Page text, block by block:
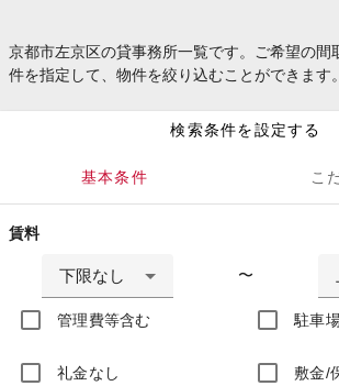
京都市左京区の貸事務所一覧です。ご希望の間
件を指定して、物件を絞り込むことができます。
検索条件を設定する
基本条件 こ
賃料
下限なし 〜
管理費等含む 駐車
礼金なし 敷金/